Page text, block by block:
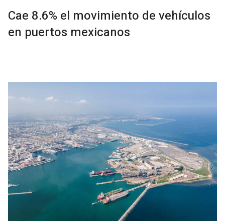
Cae 8.6% el movimiento de vehículos
en puertos mexicanos